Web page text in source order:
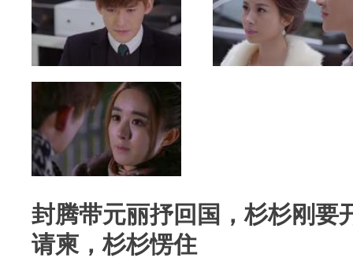
封腾带元丽抒回国，杉杉刚要
请柬，杉杉愣住